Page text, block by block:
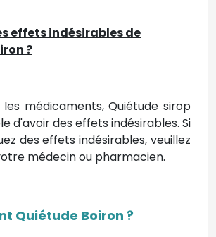
effets indésirables de
?
médicaments, Quiétude sirop
d'avoir des effets indésirables. Si
des effets indésirables, veuillez
médecin ou pharmacien.
Quiétude Boiron ?